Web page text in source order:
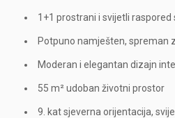
1+1 prostrani i svijetli raspored
Potpuno namješten, spreman
Moderan i elegantan dizajn
55 m² udoban životni prostor
9. kat sjeverna orijentacija,